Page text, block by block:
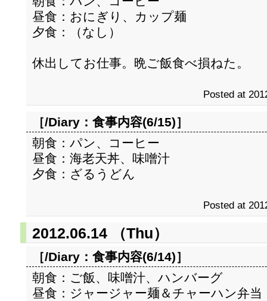
昼食：おにぎり、カップ麺
夕食：（なし）
休出してお仕事。晩ご飯食べ損ねた。
Posted at
［/Diary： 食事内容(6/15)］
朝食：パン、コーヒー
昼食：海老天丼、味噌汁
夕食：ざるうどん
Posted at
2012.06.14 （Thu）
［/Diary： 食事内容(6/14)］
朝食：ご飯、味噌汁、ハンバーグ
昼食：ジャージャー麺＆チャーハン弁当